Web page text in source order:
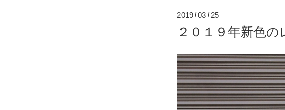
2019 /03 / 25
２０１９年新色の